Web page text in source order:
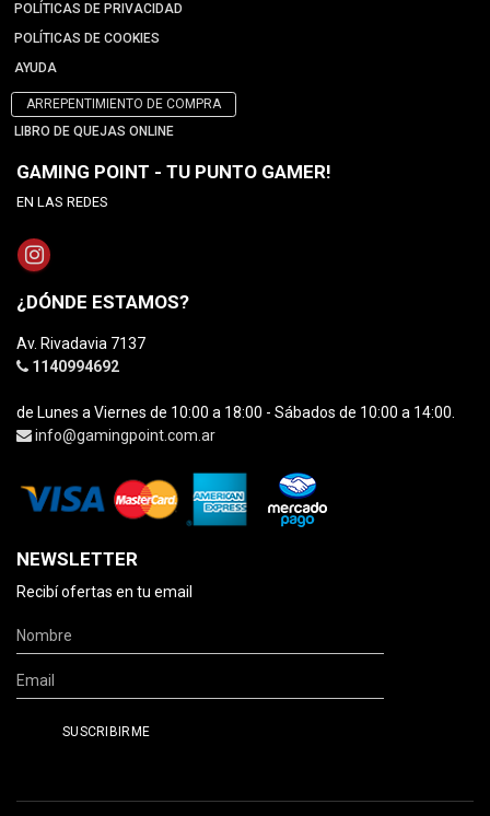
POLÍTICAS DE PRIVACIDAD
POLÍTICAS DE COOKIES
AYUDA
ARREPENTIMIENTO DE COMPRA
LIBRO DE QUEJAS ONLINE
GAMING POINT - TU PUNTO GAMER!
EN LAS REDES
¿DÓNDE ESTAMOS?
Av. Rivadavia 7137
1140994692
de Lunes a Viernes de 10:00 a 18:00 - Sábados de 10:00 a 14:00.
info@gamingpoint.com.ar
NEWSLETTER
Recibí ofertas en tu email